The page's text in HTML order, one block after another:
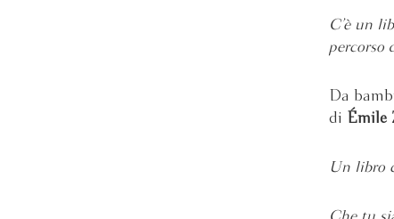
C’è un
percorso
Da
di
Émile
Un libro